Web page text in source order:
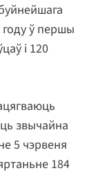
году ў першы
і 120
звычайна
5 чэрвеня
184